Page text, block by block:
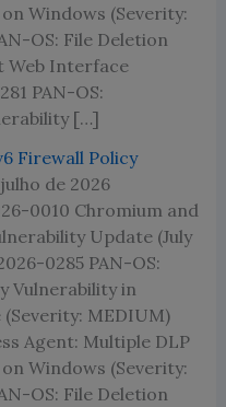
Windows (Severity:
OS: File Deletion
Web Interface
PAN-OS:
[…]
Firewall Policy
de 2026
0010 Chromium and
Update (July
0285 PAN-OS:
Vulnerability in
MEDIUM)
Agent: Multiple DLP
Windows (Severity:
OS: File Deletion